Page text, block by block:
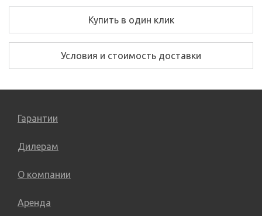
Купить в один клик
Условия и стоимость доставки
Гарантии
Дилерам
О компании
Аренда